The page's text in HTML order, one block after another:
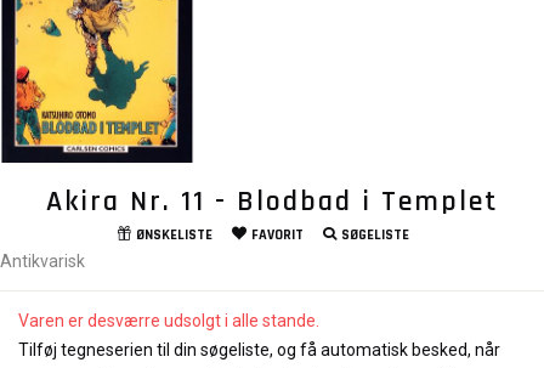
Akira Nr. 11 - Blodbad i Templet
ØNSKELISTE FAVORIT SØGELISTE
Antikvarisk
Varen er desværre udsolgt i alle stande.
Tilføj tegneserien til din søgeliste, og få automatisk besked, når